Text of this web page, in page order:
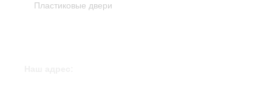
Пластиковые двери